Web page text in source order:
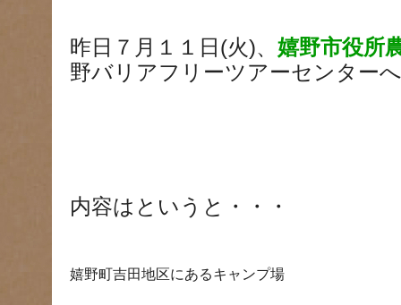
昨日７月１１日(火)、 嬉野市役所
野バリアフリーツアーセンター
内容はというと・・・
嬉野町吉田地区にあるキャンプ場